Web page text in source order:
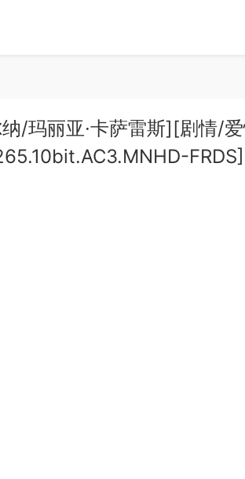
/玛丽亚·卡萨雷斯][剧情/
FRDS]